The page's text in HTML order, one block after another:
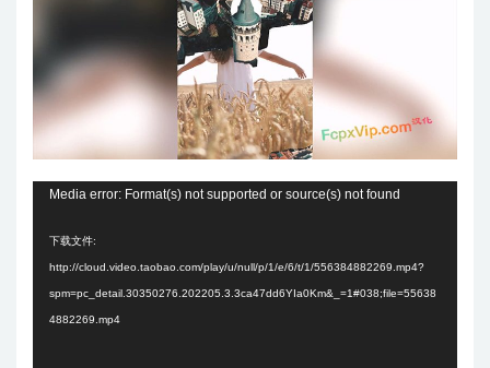
Media error: Format(s) not supported or source(s) not found
下载文件:
http://cloud.video.taobao.com/play/u/null/p/1/e/6/t/1/556384882269.mp4?
spm=pc_detail.30350276.202205.3.3ca47dd6YIa0Km&_=1#038;file=55638
4882269.mp4